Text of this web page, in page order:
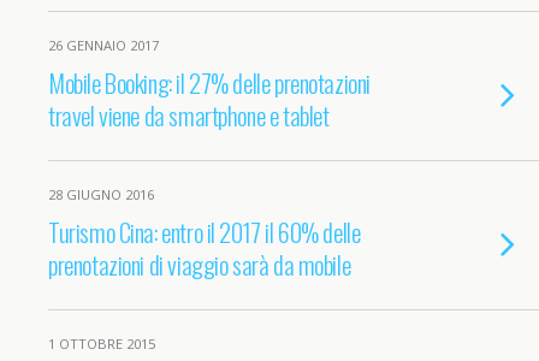
26 GENNAIO 2017
Mobile Booking: il 27% delle prenotazioni
travel viene da smartphone e tablet
28 GIUGNO 2016
Turismo Cina: entro il 2017 il 60% delle
prenotazioni di viaggio sarà da mobile
1 OTTOBRE 2015